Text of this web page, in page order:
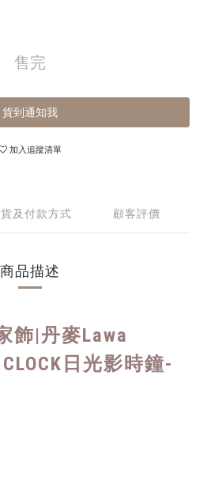
售完
貨到通知我
加入追蹤清單
及付款方式 顧客評價
商品描述
飾|丹麥Lawa
日光影時鐘-